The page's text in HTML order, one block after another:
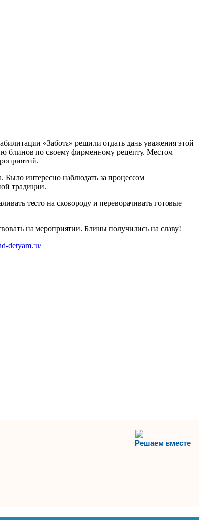
«Забота» решили отдать дань уважения этой
блинов по своему фирменному рецепту. Местом
интересно наблюдать за процессом
традиции.
тесто на сковороду и переворачивать готовые
на мероприятии. Блины получились на славу!
detyam.ru/
Решаем вместе